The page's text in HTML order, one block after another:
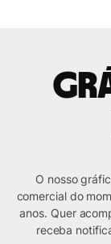
O nosso
comercial do
anos. Quer
receba